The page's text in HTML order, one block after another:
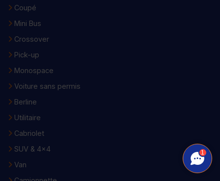
Coupé
Mini Bus
Crossover
Pick-up
Monospace
Voiture sans permis
Berline
Utilitaire
Cabriolet
SUV & 4x4
Van
1